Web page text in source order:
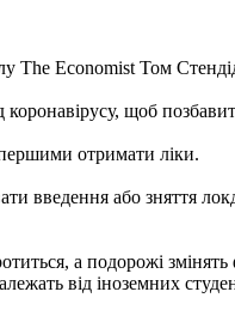
The Economist Том
щоб
отримати ліки.
або зняття
а подорожі змінять
від іноземних